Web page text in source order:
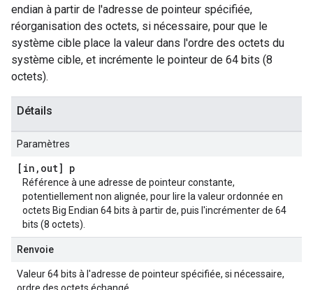
endian à partir de l'adresse de pointeur spécifiée,
réorganisation des octets, si nécessaire, pour que le
système cible place la valeur dans l'ordre des octets du
système cible, et incrémente le pointeur de 64 bits (8
octets).
Détails
Paramètres
[in , out] p
Référence à une adresse de pointeur constante,
potentiellement non alignée, pour lire la valeur ordonnée en
octets Big Endian 64 bits à partir de, puis l'incrémenter de 64
bits (8 octets).
Renvoie
Valeur 64 bits à l'adresse de pointeur spécifiée, si nécessaire,